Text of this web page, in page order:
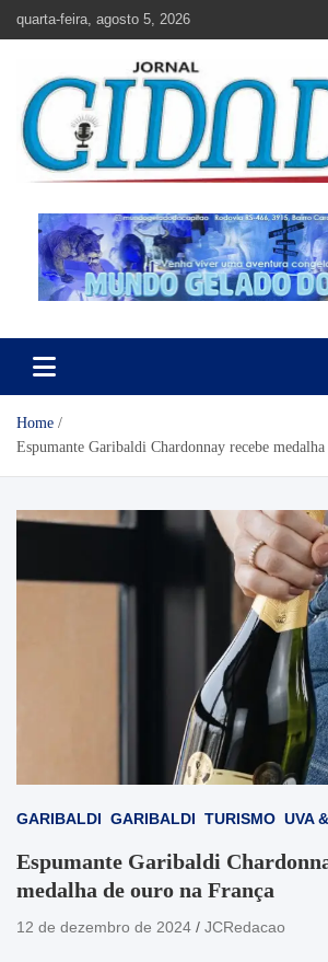
quarta-feira, agosto 5, 2026
Jornal Cidades da
Home
Espumante Garibaldi Chardonnay recebe
GARIBALDI GARIBALDI TURISMO UVA
Espumante Garibaldi
medalha de ouro na França
12 de dezembro de 2024 JCRedacao